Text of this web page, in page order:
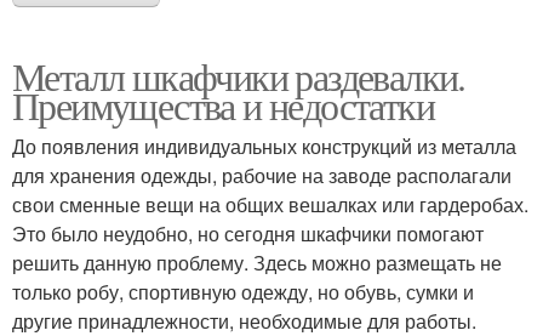
Металл шкафчики раздевалки.
Преимущества и недостатки
До появления индивидуальных конструкций из металла
для хранения одежды, рабочие на заводе располагали
свои сменные вещи на общих вешалках или гардеробах.
Это было неудобно, но сегодня шкафчики помогают
решить данную проблему. Здесь можно размещать не
только робу, спортивную одежду, но обувь, сумки и
другие принадлежности, необходимые для работы.